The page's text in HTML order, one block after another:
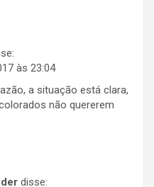
às 23:04
a situação está clara,
não quererem
disse: